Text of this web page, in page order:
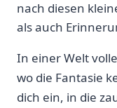
nach diesen
als auch
In einer ⁢Welt
wo die Fantasie
dich ein, in die